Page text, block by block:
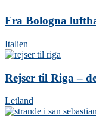
Fra Bologna
Italien
Rejser til Riga –
Letland